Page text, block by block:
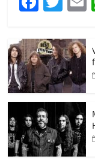
c
e
b
o
o
k
itt
er